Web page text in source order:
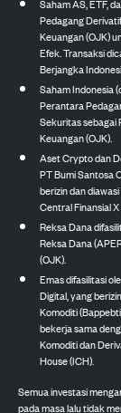
Saham AS, ETF,
Pedagang
Keuangan (OJK)
Efek. Transaksi
Berjangka
Saham Indonesia
Perantara
Sekuritas sebagai
Keuangan (OJK).
Aset Crypto dan
PT Bumi Santosa
berizin dan
Central Finansial
Reksa Dana
Reksa Dana
(OJK).
Emas difasilitasi
Digital, yang
Komoditi
bekerja sama
Komoditi dan
House (ICH).
Semua investasi
pada masa lalu tidak